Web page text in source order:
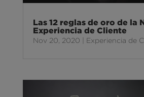
Las 12 reglas de oro de la
Experiencia de Cliente
Nov 20, 2020 Experiencia de